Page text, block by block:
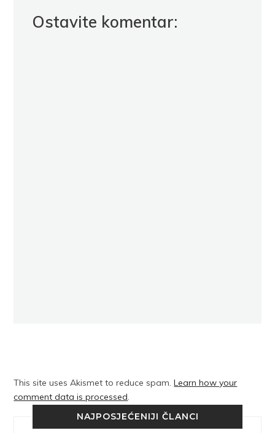
Ostavite komentar:
This site uses Akismet to reduce spam.Learn how your
comment data is processed
NAJPOSJEĆENIJI ČLANCI